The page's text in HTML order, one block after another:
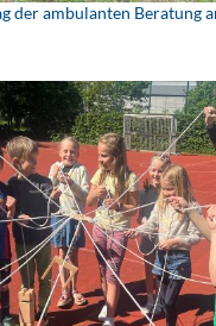
der ambulanten Beratung